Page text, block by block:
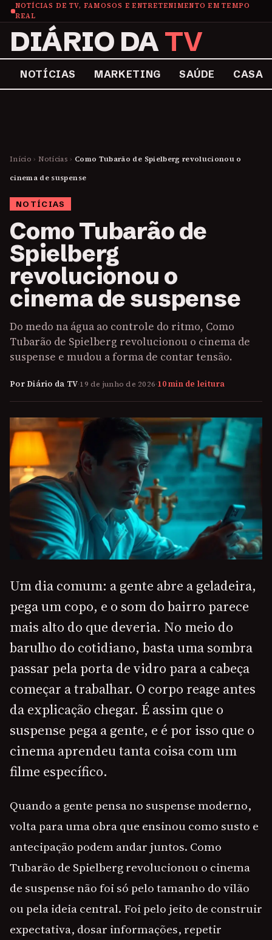
NOTÍCIAS DE TV, FAMOSOS E ENTRETENIMENTO EM TEMPO
REAL
DIÁRIO DATV
NOTÍCIAS MARKETING SAÚDE CASA
Início › Notícias › Como Tubarão de Spielberg revolucionou o
cinema de suspense
NOTÍCIAS
Como Tubarão de
Spielberg
revolucionou o
cinema de suspense
Do medo na água ao controle do ritmo, Como
Tubarão de Spielberg revolucionou o cinema de
suspense e mudou a forma de contar tensão.
Por Diário da TV·19 de junho de 2026·10 min de leitura
Um dia comum: a gente abre a geladeira,
pega um copo, e o som do bairro parece
mais alto do que deveria. No meio do
barulho do cotidiano, basta uma sombra
passar pela porta de vidro para a cabeça
começar a trabalhar. O corpo reage antes
da explicação chegar. É assim que o
suspense pega a gente, e é por isso que o
cinema aprendeu tanta coisa com um
filme específico.
Quando a gente pensa no suspense moderno,
volta para uma obra que ensinou como susto e
antecipação podem andar juntos. Como
Tubarão de Spielberg revolucionou o cinema
de suspense não foi só pelo tamanho do vilão
ou pela ideia central. Foi pelo jeito de construir
expectativa, dosar informações, repetir